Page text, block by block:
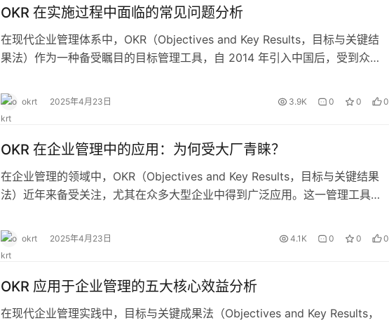
OKR 在实施过程中面临的常见问题分析
在现代企业管理体系中，OKR（Objectives and Key Results，目标与关键结
果法）作为一种备受瞩目的目标管理工具，自 2014 年引入中国后，受到众多
成的关键结果来进行管理，但在实际落地过程中，常常面临诸多挑战，一些常
见的误区可能导致 OKR 无法达到预期效果。以下将对这…
okrt 2025年4月23日 3.9K 0 0 0
OKR 在企业管理中的应用：为何受大厂青睐？
在企业管理的领域中，OKR（Objectives and Key Results，目标与关键结果
法）近年来备受关注，尤其在众多大型企业中得到广泛应用。这一管理工具和
作精神，推动企业实现创新和发展。 一、OKR 的起源与发展 OKR 起源于英特
尔公司，随后在谷歌公司得到进一步发展和完善。随着全…
okrt 2025年4月23日 4.1K 0 0 0
OKR 应用于企业管理的五大核心效益分析
在现代企业管理实践中，目标与关键成果法（Objectives and Key Results，